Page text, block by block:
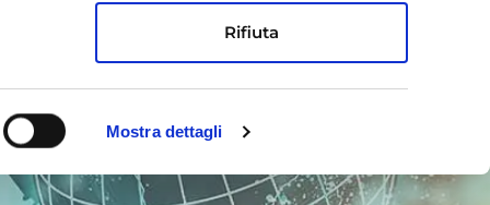
Mostra dettagli
Rifiuta